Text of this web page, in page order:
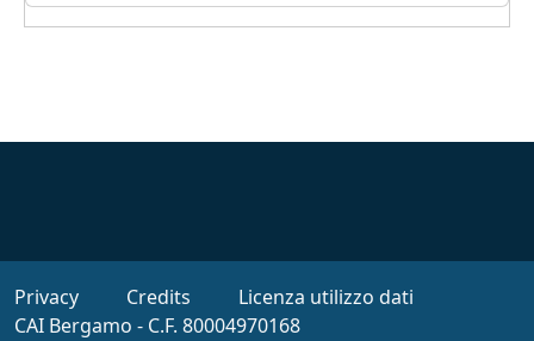
Footer
Privacy Credits
Licenza utilizzo dati
CAI Bergamo - C.F. 80004970168